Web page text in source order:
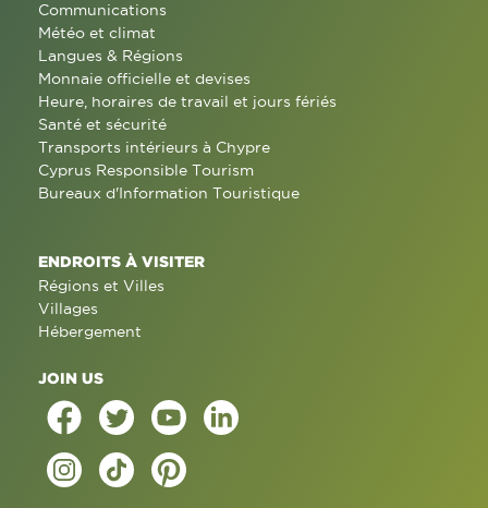
Communications
Météo et climat
Langues & Régions
Monnaie officielle et devises
Heure, horaires de travail et jours fériés
Santé et sécurité
Transports intérieurs à Chypre
Cyprus Responsible Tourism
Bureaux d'Information Touristique
ENDROITS À VISITER
Régions et Villes
Villages
Hébergement
JOIN US